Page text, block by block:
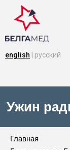
english | русский
Ужин
Главная